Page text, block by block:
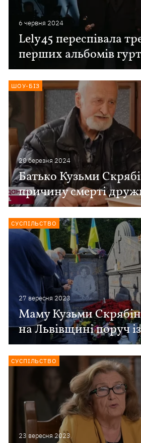
6 червня 2024
Lely45 переспівала
перших альбомів
20 березня 2024
Батько Кузьми
причину смерті
ШОУ-БІЗ
27 вересня 2023
Маму Кузьми
на Львівщині поруч
СУСПІЛЬСТВО
23 вересня 2023
СУСПІЛЬСТВО